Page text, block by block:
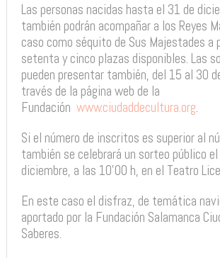
Las personas nacidas hasta el 31 de
también podrán acompañar a los Reyes
caso como séquito de Sus Majestades a
setenta y cinco plazas disponibles. Las
pueden presentar también, del 15 al 30
través de la página web de la
Fundación www.ciudaddecultura.org.
Si el número de inscritos es superior al
también se celebrará un sorteo público
diciembre, a las 10’00 h, en el Teatro
En este caso el disfraz, de temática
aportado por la Fundación Salamanca
Saberes.